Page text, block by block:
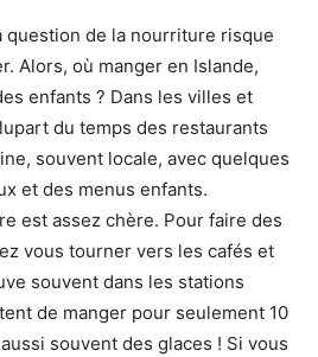
question de la nourriture risque
Alors, où manger en Islande,
enfants ? Dans les villes et
du temps des restaurants
souvent locale, avec quelques
et des menus enfants.
est assez chère. Pour faire des
vous tourner vers les cafés et
souvent dans les stations
de manger pour seulement 10
souvent des glaces ! Si vous